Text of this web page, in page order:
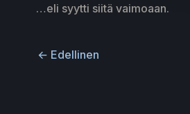
…eli syytti siitä vaimoaan.
← Edellinen